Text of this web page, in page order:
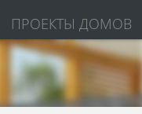
ПРОЕКТЫ ДОМОВ